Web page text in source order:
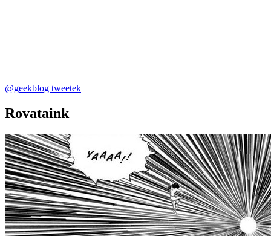
@geekblog tweetek
Rovataink